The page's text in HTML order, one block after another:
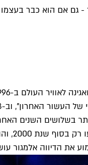
- גם אם הוא כבר
בשלושים השנים
את הדיווה אלמגור